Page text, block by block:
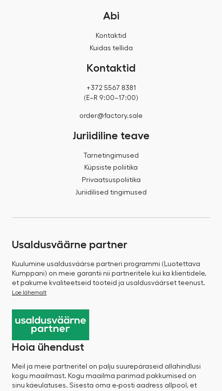
Abi
Kontaktid
Kuidas tellida
Kontaktid
+372 5567 8381
(E–R 9:00–17:00)
order@factory.sale
Juriidiline teave
Tarnetingimused
Küpsiste poliitika
Privaatsuspoliitika
Juriidilised tingimused
Usaldusväärne partner
Kuulumine usaldusväärse partneri programmi (Luotettava
Kumppani) on meie garantii nii partneritele kui ka klientidele,
et pakume kvaliteetseid tooteid ja usaldusväärset teenust.
Loe lähemalt
Hoia ühendust
Meil ja meie partneritel on palju suurepäraseid allahindlusi
kogu maailmast. Kogu maailma parimad pakkumised on
sinu käeulatuses. Sisesta oma e-posti aadress allpool, et